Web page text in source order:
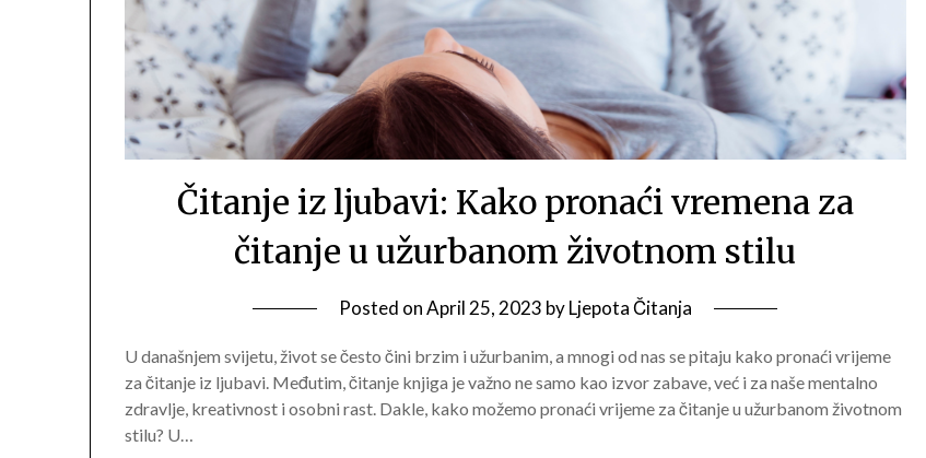
Čitanje iz ljubavi: Kako pronaći vremena za
čitanje u užurbanom životnom stilu
Posted onApril 25, 2023 byLjepota Čitanja
U današnjem svijetu, život se često čini brzim i užurbanim, a mnogi od nas se pitaju kako pronaći vrijeme
za čitanje iz ljubavi. Međutim, čitanje knjiga je važno ne samo kao izvor zabave, već i za naše mentalno
zdravlje, kreativnost i osobni rast. Dakle, kako možemo pronaći vrijeme za čitanje u užurbanom životnom
stilu? U…